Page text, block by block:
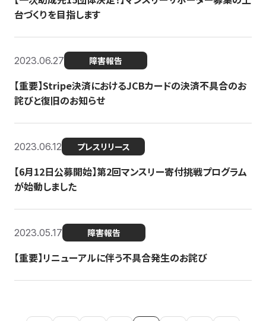
台づくりを目指します
2023.06.27 障害報告
【重要】Stripe決済におけるJCBカードの決済不具合のお
詫びと復旧のお知らせ
2023.06.12 プレスリリース
【6月12日公募開始】第2回マンスリー寄付挑戦プログラム
が始動しました
2023.05.17 障害報告
【重要】リニューアルに伴う不具合発生のお詫び